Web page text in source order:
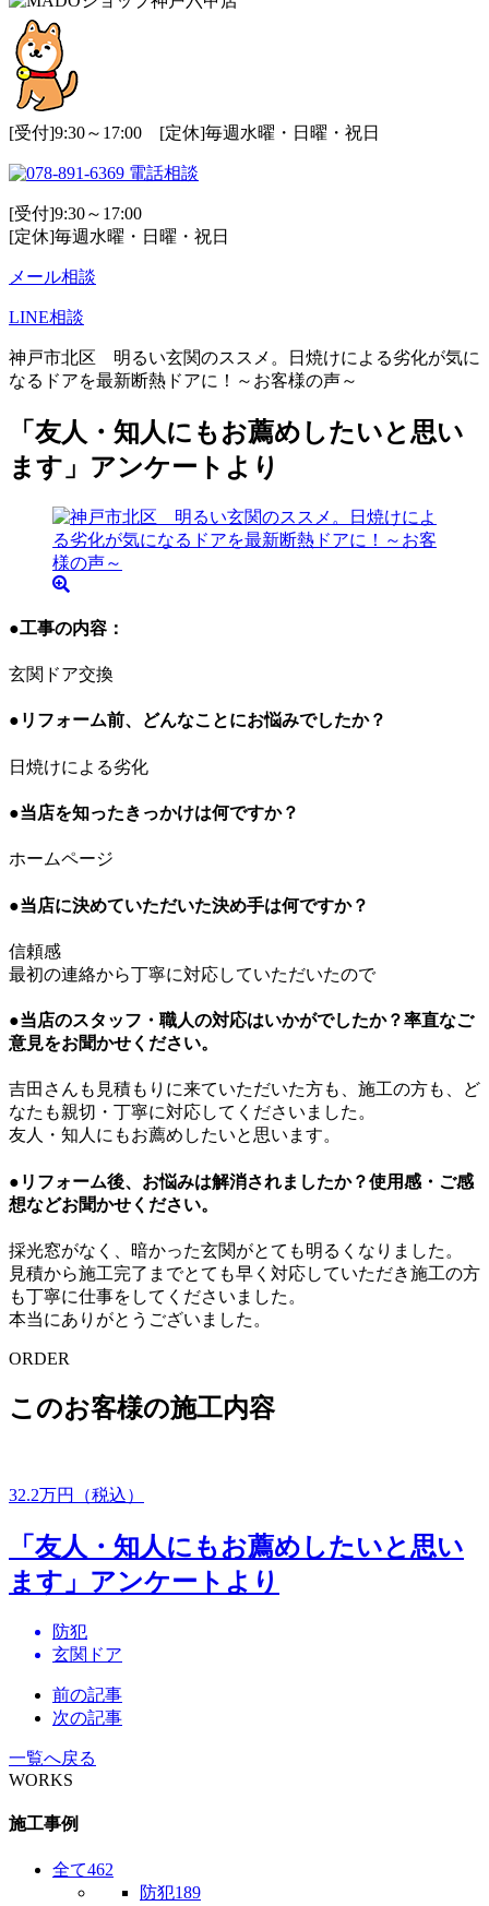
[受付]9:30～17:00 [定休]毎週水曜・日曜・祝日
電話相談
[受付]9:30～17:00
[定休]毎週水曜・日曜・祝日
メール相談
LINE相談
神戸市北区 明るい玄関のススメ。日焼けによる劣化が気に
なるドアを最新断熱ドアに！～お客様の声～
「友人・知人にもお薦めしたいと思い
ます」アンケートより
●工事の内容：
玄関ドア交換
●リフォーム前、どんなことにお悩みでしたか？
日焼けによる劣化
●当店を知ったきっかけは何ですか？
ホームページ
●当店に決めていただいた決め手は何ですか？
信頼感
最初の連絡から丁寧に対応していただいたので
●当店のスタッフ・職人の対応はいかがでしたか？率直なご
意見をお聞かせください。
吉田さんも見積もりに来ていただいた方も、施工の方も、ど
なたも親切・丁寧に対応してくださいました。
友人・知人にもお薦めしたいと思います。
●リフォーム後、お悩みは解消されましたか？使用感・ご感
想などお聞かせください。
採光窓がなく、暗かった玄関がとても明るくなりました。
見積から施工完了までとても早く対応していただき施工の方
も丁寧に仕事をしてくださいました。
本当にありがとうございました。
ORDER
このお客様の施工内容
32.2万円（税込）
「友人・知人にもお薦めしたいと思い
ます」アンケートより
防犯
玄関ドア
前の記事
次の記事
一覧へ戻る
WORKS
施工事例
全て462
防犯189